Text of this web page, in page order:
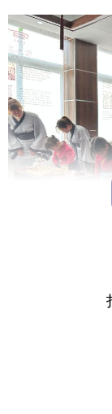
为进一步提
深化，以青少年
礼节、礼貌）通
孝德”等素养教
国传统文化熏陶